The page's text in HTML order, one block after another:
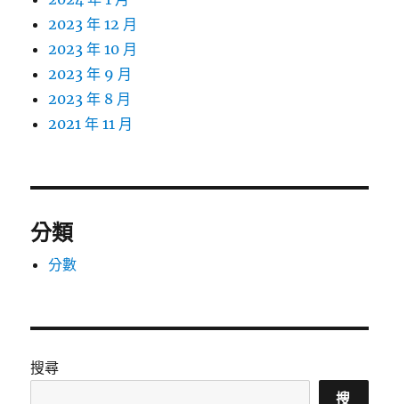
2023 年 12 月
2023 年 10 月
2023 年 9 月
2023 年 8 月
2021 年 11 月
分類
分數
搜尋
搜